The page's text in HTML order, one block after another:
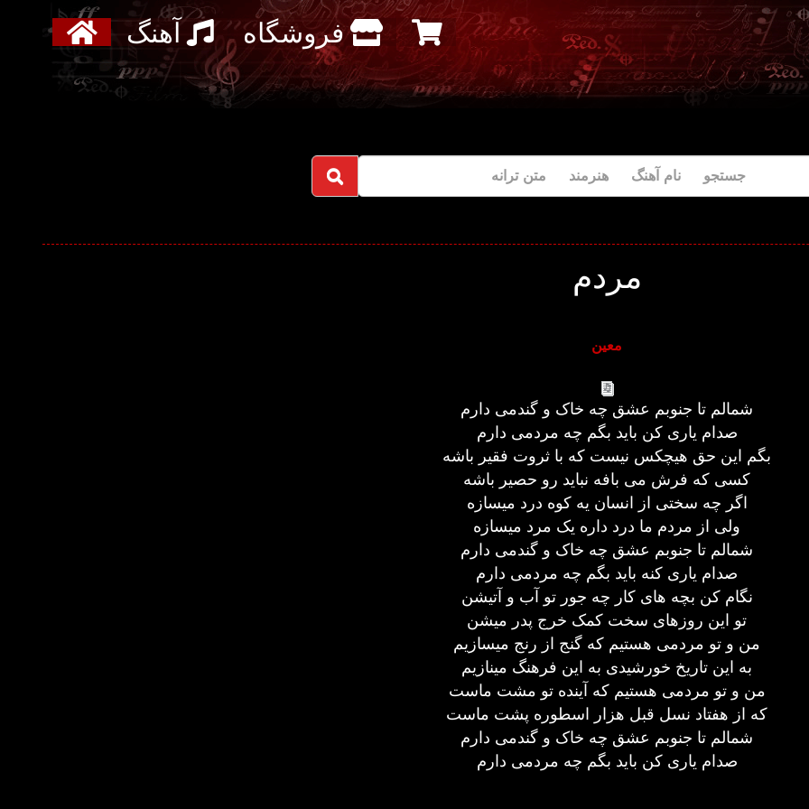
آهنگ فروشگاه
جستجو نام آهنگ هنرمند متن ترانه
مردم
معین
شمالم تا جنوبم عشق چه خاک و گندمی دارم
صدام یاری کن باید بگم چه مردمی دارم
بگم این حق هیچکس نیست که با ثروت فقیر باشه
کسی که فرش می بافه نباید رو حصیر باشه
اگر چه سختی از انسان یه کوه درد میسازه
ولی از مردم ما درد داره یک مرد میسازه
شمالم تا جنوبم عشق چه خاک و گندمی دارم
صدام یاری کنه باید بگم چه مردمی دارم
نگام کن بچه های کار چه جور تو آب و آتیشن
تو این روزهای سخت کمک خرج پدر میشن
من و تو مردمی هستیم که گنج از رنج میسازیم
به این تاریخ خورشیدی به این فرهنگ مینازیم
من و تو مردمی هستیم که آینده تو مشت ماست
که از هفتاد نسل قبل هزار اسطوره پشت ماست
شمالم تا جنوبم عشق چه خاک و گندمی دارم
صدام یاری کن باید بگم چه مردمی دارم